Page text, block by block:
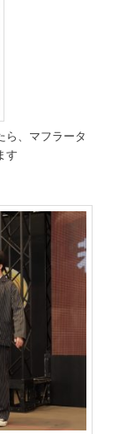
ら、マフラータ
す